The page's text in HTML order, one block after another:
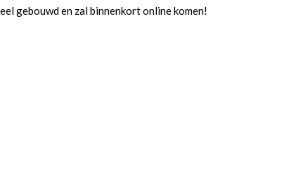
gebouwd en zal binnenkort online komen!